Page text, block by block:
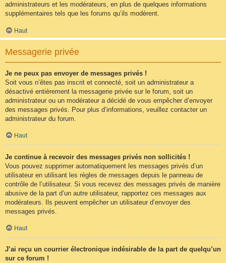
administrateurs et les modérateurs, en plus de quelques informations
supplémentaires tels que les forums qu’ils modèrent.
Haut
Messagerie privée
Je ne peux pas envoyer de messages privés !
Soit vous n’êtes pas inscrit et connecté, soit un administrateur a
désactivé entièrement la messagerie privée sur le forum, soit un
administrateur ou un modérateur a décidé de vous empêcher d’envoyer
des messages privés. Pour plus d’informations, veuillez contacter un
administrateur du forum.
Haut
Je continue à recevoir des messages privés non sollicités !
Vous pouvez supprimer automatiquement les messages privés d’un
utilisateur en utilisant les règles de messages depuis le panneau de
contrôle de l’utilisateur. Si vous recevez des messages privés de manière
abusive de la part d’un autre utilisateur, rapportez ces messages aux
modérateurs. Ils peuvent empêcher un utilisateur d’envoyer des
messages privés.
Haut
J’ai reçu un courrier électronique indésirable de la part de quelqu’un
sur ce forum !